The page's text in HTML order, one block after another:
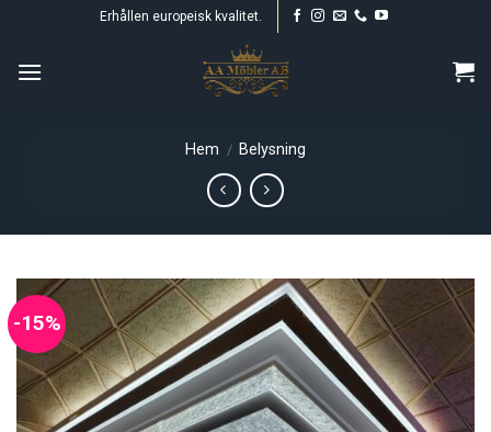
content
Erhållen europeisk kvalitet.
Hem / Belysning
-15%